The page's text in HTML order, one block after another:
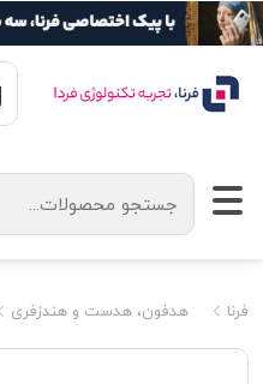
فرنا هدفون، هدست و هندزفری